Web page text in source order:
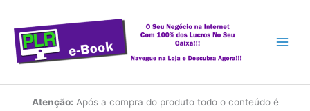
conteúdo
Atenção: Após a compra do produto todo o conteúdo é